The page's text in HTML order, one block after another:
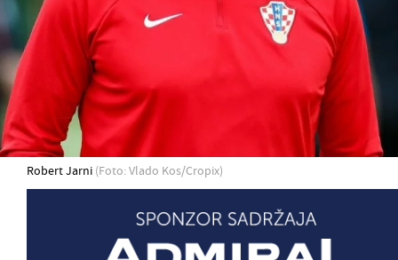
Robert Jarni (Foto: Vlado Kos/Cropix)